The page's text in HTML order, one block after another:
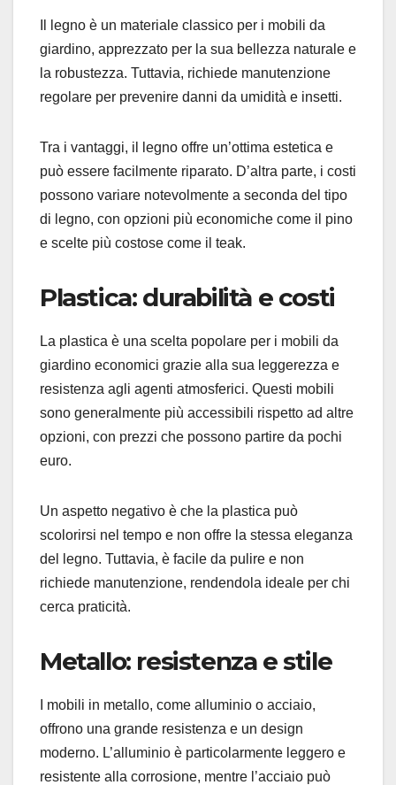
Il legno è un materiale classico per i mobili da
giardino, apprezzato per la sua bellezza naturale e
la robustezza. Tuttavia, richiede manutenzione
regolare per prevenire danni da umidità e insetti.
Tra i vantaggi, il legno offre un’ottima estetica e
può essere facilmente riparato. D’altra parte, i costi
possono variare notevolmente a seconda del tipo
di legno, con opzioni più economiche come il pino
e scelte più costose come il teak.
Plastica: durabilità e costi
La plastica è una scelta popolare per i mobili da
giardino economici grazie alla sua leggerezza e
resistenza agli agenti atmosferici. Questi mobili
sono generalmente più accessibili rispetto ad altre
opzioni, con prezzi che possono partire da pochi
euro.
Un aspetto negativo è che la plastica può
scolorirsi nel tempo e non offre la stessa eleganza
del legno. Tuttavia, è facile da pulire e non
richiede manutenzione, rendendola ideale per chi
cerca praticità.
Metallo: resistenza e stile
I mobili in metallo, come alluminio o acciaio,
offrono una grande resistenza e un design
moderno. L’alluminio è particolarmente leggero e
resistente alla corrosione, mentre l’acciaio può